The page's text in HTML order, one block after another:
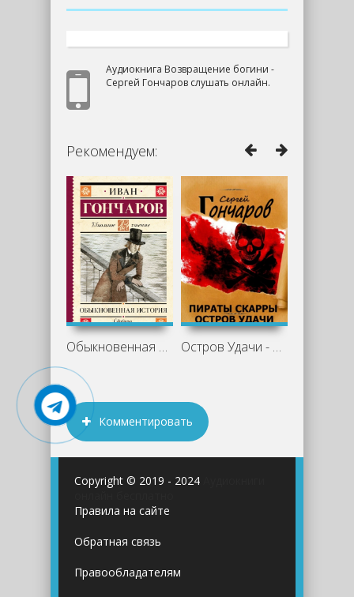
Аудиокнига Возвращение богини -
Сергей Гончаров слушать онлайн.
Рекомендуем:
Обыкновенная история - Иван Гончаров Остров Удачи - Сергей Гончаров
Комментировать
Copyright © 2019 - 2024
Правила на сайте
Обратная связь
Правообладателям